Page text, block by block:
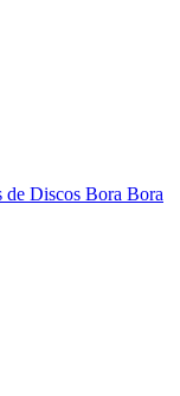
de Discos Bora Bora